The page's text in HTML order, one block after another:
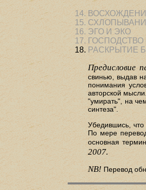
ЭГО И ЭКО
РАСКРЫТИЕ
Предисловие
свинью, выдав
понимания
авторской
"умирать", на
синтеза".
Убедившись, что
По мере
основная
2007.
NB! Перевод